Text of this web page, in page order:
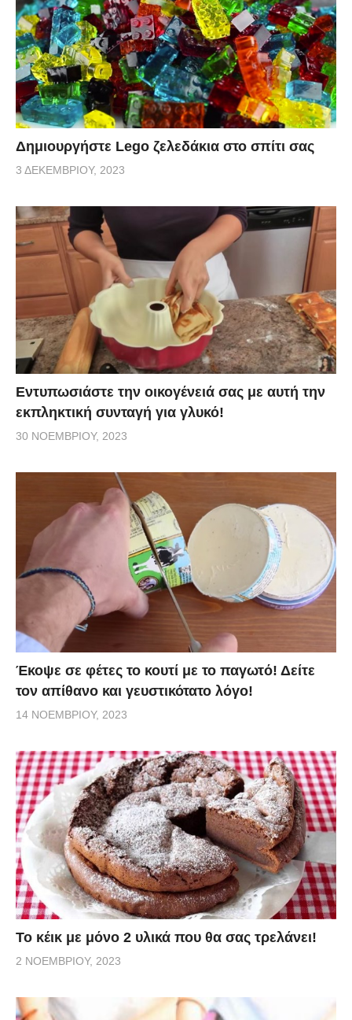
Δημιουργήστε Lego ζελεδάκια στο σπίτι σας
3 ΔΕΚΕΜΒΡΊΟΥ, 2023
Εντυπωσιάστε την οικογένειά σας με αυτή την
εκπληκτική συνταγή για γλυκό!
30 ΝΟΕΜΒΡΊΟΥ, 2023
Έκοψε σε φέτες το κουτί με το παγωτό! Δείτε
τον απίθανο και γευστικότατο λόγο!
14 ΝΟΕΜΒΡΊΟΥ, 2023
Το κέικ με μόνο 2 υλικά που θα σας τρελάνει!
2 ΝΟΕΜΒΡΊΟΥ, 2023